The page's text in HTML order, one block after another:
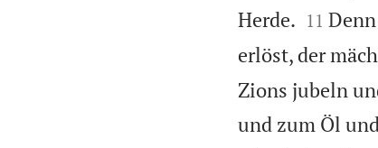
Herde.
11
erlöst, der
Zions jubeln
und zum Öl